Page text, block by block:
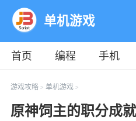
单机游戏
首页 编程 手机
教程
平面
游戏攻略> 单机游戏>
原神饲主的职分成